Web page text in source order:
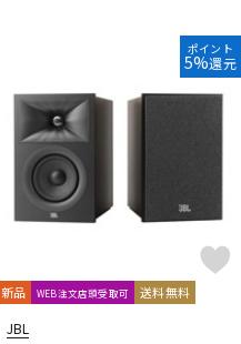
ポイント
5%還元
新品 WEB注文店頭受取可 送料無料
JBL